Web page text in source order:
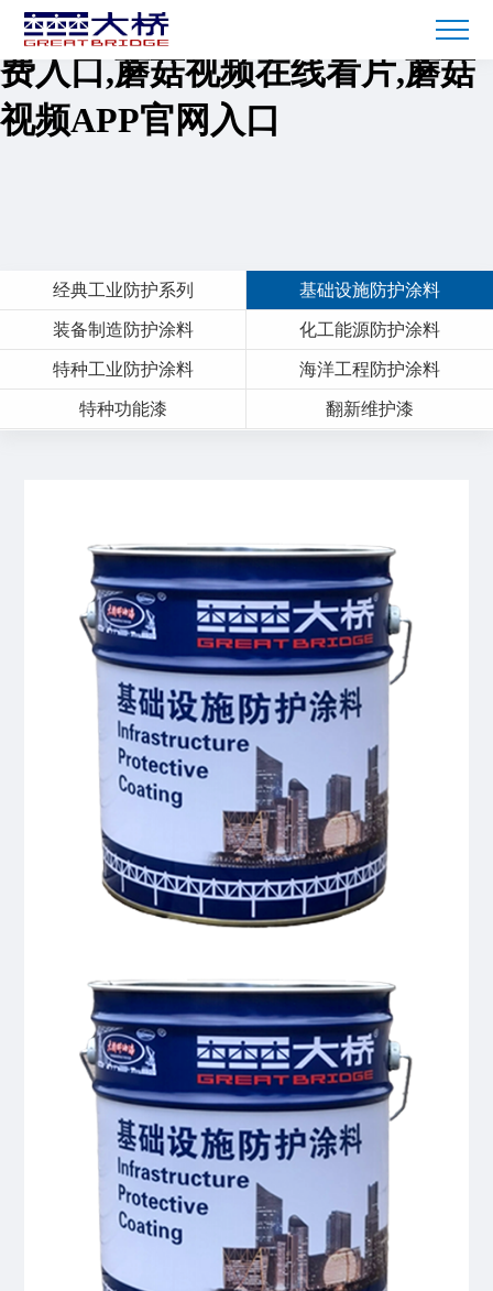
蘑菇短视频免费下载,蘑菇TV免
费入口,蘑菇视频在线看片,蘑菇
视频APP官网入口
经典工业防护系列 基础设施防护涂料
装备制造防护涂料 化工能源防护涂料
特种工业防护涂料 海洋工程防护涂料
特种功能漆 翻新维护漆